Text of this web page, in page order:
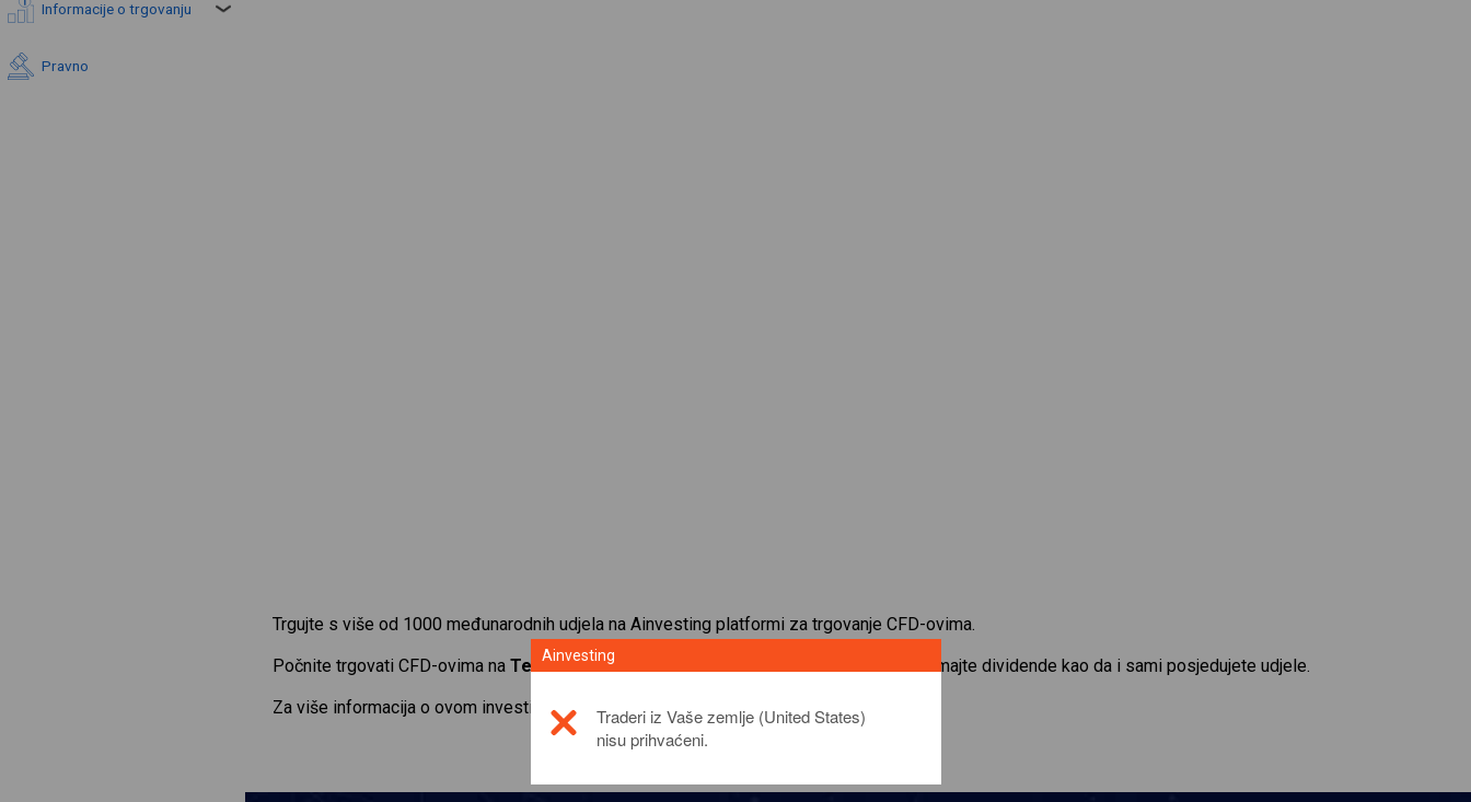
Informacije o trgovanju
Pravno
Trgujte s više od 1000 međunarodnih udjela na Ainvesting platformi za trgovanje CFD-ovima.
Počnite trgovati CFD-ovima na Tenaris S.A.. Primajte kotacije u stvarnom vremenu i primajte dividende kao da i sami posjedujete udjele.
Za više informacija o ovom investicijskom proizvodu, click here
Ainvesting
Traderi iz Vaše zemlje (United States)
nisu prihvaćeni.